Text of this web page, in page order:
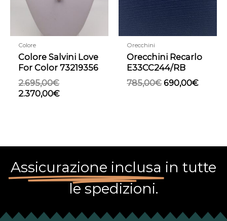
Colore
Colore Salvini Love
For Color 73219356
2.695,00€
2.370,00€
Orecchini
Orecchini Recarlo
E33CC244/RB
785,00€ 690,00€
Assicurazione inclusa in tutte
le spedizioni.